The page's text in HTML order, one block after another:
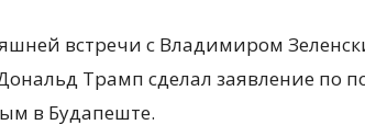
встречи с Владимиром
Трамп сделал заявление по
в Будапеште.